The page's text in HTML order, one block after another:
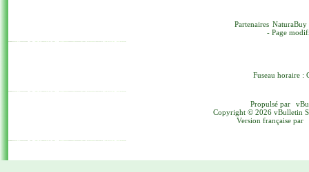
Partenaires NaturaBuy
- Page
Fuseau horaire :
Propulsé par
Copyright © 2026 vBulletin
Version française par